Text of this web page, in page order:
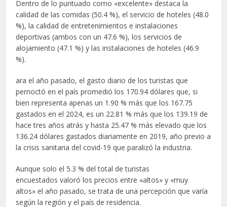
Dentro de lo puntuado como «excelente» destaca la
calidad de las comidas (50.4 %), el servicio de hoteles (48.0
%), la calidad de entretenimientos e instalaciones
deportivas (ambos con un 47.6 %), los servicios de
alojamiento (47.1 %) y las instalaciones de hoteles (46.9
%).
ara el año pasado, el gasto diario de los turistas que
pernoctó en el país promedió los 170.94 dólares que, si
bien representa apenas un 1.90 % más que los 167.75
gastados en el 2024, es un 22.81 % más que los 139.19 de
hace tres años atrás y hasta 25.47 % más elevado que los
136.24 dólares gastados diariamente en 2019, año previo a
la crisis sanitaria del covid-19 que paralizó la industria.
Aunque solo el 5.3 % del total de turistas
encuestados valoró los precios entre «altos» y «muy
altos» el año pasado, se trata de una percepción que varía
según la región y el país de residencia.